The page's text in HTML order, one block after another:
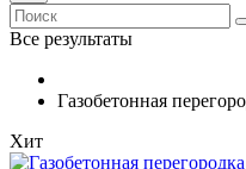
Все результаты
Газобетонная
Хит